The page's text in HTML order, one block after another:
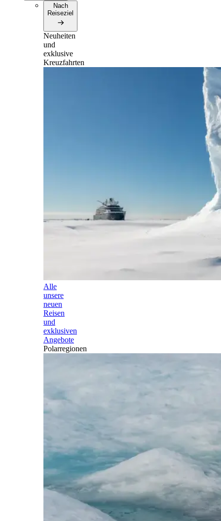
Nach
Reiseziel
Neuheiten
und
exklusive
Kreuzfahrten
Alle
unsere
neuen
Reisen
und
exklusiven
Angebote
Polarregionen